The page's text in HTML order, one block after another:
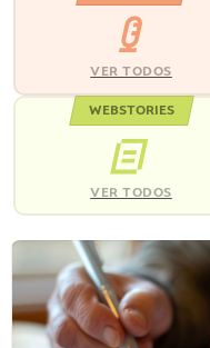
VER TODOS
WEBSTORIES
VER TODOS